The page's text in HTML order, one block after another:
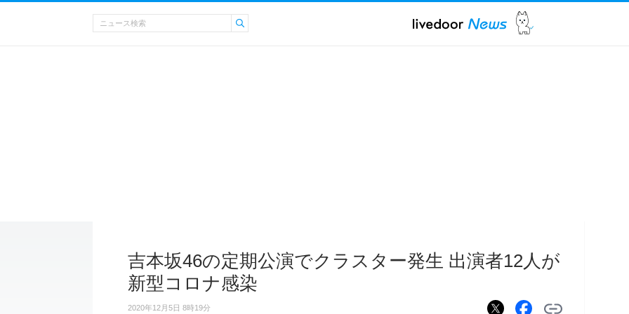
吉本坂46の定期公演でクラスター発生 出演者12人が
新型コロナ感染
2020年12月5日 8時19分